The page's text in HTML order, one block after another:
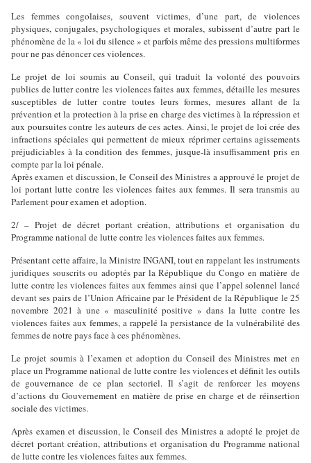
Les femmes congolaises, souvent victimes, d’une part, de violences
physiques, conjugales, psychologiques et morales, subissent d’autre part le
phénomène de la « loi du silence » et parfois même des pressions multiformes
pour ne pas dénoncer ces violences.
Le projet de loi soumis au Conseil, qui traduit la volonté des pouvoirs
publics de lutter contre les violences faites aux femmes, détaille les mesures
susceptibles de lutter contre toutes leurs formes, mesures allant de la
prévention et la protection à la prise en charge des victimes à la répression et
aux poursuites contre les auteurs de ces actes. Ainsi, le projet de loi crée des
infractions spéciales qui permettent de mieux réprimer certains agissements
préjudiciables à la condition des femmes, jusque-là insuffisamment pris en
compte par la loi pénale.
Après examen et discussion, le Conseil des Ministres a approuvé le projet de
loi portant lutte contre les violences faites aux femmes. Il sera transmis au
Parlement pour examen et adoption.
2/ – Projet de décret portant création, attributions et organisation du
Programme national de lutte contre les violences faites aux femmes.
Présentant cette affaire, la Ministre INGANI, tout en rappelant les instruments
juridiques souscrits ou adoptés par la République du Congo en matière de
lutte contre les violences faites aux femmes ainsi que l’appel solennel lancé
devant ses pairs de l’Union Africaine par le Président de la République le 25
novembre 2021 à une « masculinité positive » dans la lutte contre les
violences faites aux femmes, a rappelé la persistance de la vulnérabilité des
femmes de notre pays face à ces phénomènes.
Le projet soumis à l’examen et adoption du Conseil des Ministres met en
place un Programme national de lutte contre les violences et définit les outils
de gouvernance de ce plan sectoriel. Il s’agit de renforcer les moyens
d’actions du Gouvernement en matière de prise en charge et de réinsertion
sociale des victimes.
Après examen et discussion, le Conseil des Ministres a adopté le projet de
décret portant création, attributions et organisation du Programme national
de lutte contre les violences faites aux femmes.